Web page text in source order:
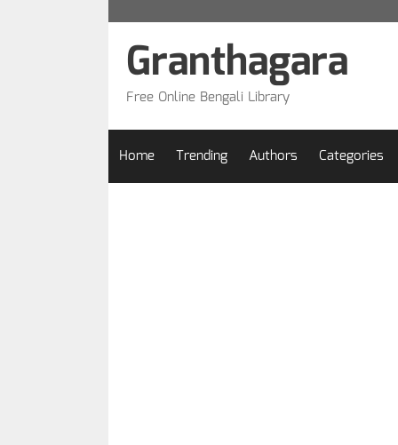
Granthagara
Free Online Bengali Library
Home Trending Authors Categories